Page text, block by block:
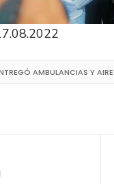
AMBULANCIAS Y